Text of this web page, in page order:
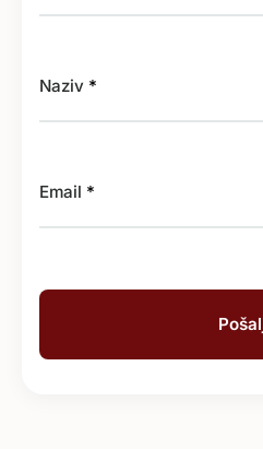
Naziv *
Email *